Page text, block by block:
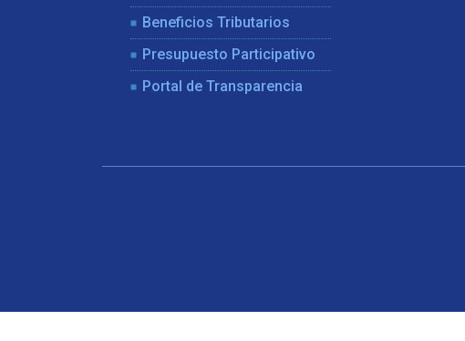
Beneficios Tributarios
Presupuesto Participativo
Portal de Transparencia